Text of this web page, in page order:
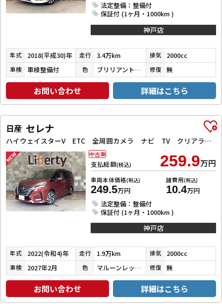
法定整備：整備付
保証付 (1ヶ月・1000km )
神戸店
年式 2018(平成30)年 走行 3.4万km 排気 2000cc
車検 車検整備付 色 ブリリアントホワイトパール３コートパール 修復 無
お問い合わせ 詳細はこちら
日産 セレナ
ハイウェイスターV ETC 全周囲カメラ ナビ TV クリアランスソナー オートクルーズコントロール 衝突被害軽減システム 両側電動スライドドア オートライト LEDヘッドランプ スマートキー
支払総額(税込) 259.9万円
車両本体価格(税込)
249.5万円
諸費用(税込)
10.4万円
法定整備：整備付
保証付 (1ヶ月・1000km )
中古車
神戸店
年式 2022(令和4)年 走行 1.9万km 排気 2000cc
車検 2027年2月 色 マルーンレッドマルチフレックスパールメタリック 修復 無
お問い合わせ 詳細はこちら